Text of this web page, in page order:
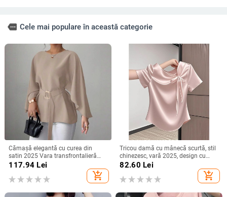
more Cele mai populare în această categorie
Cămașă elegantă cu curea din
satin 2025 Vara transfrontalieră
Îmbrăcăminte pentru femei
Aliexpress Amazon Casual Confort
Independent Station
117.94 Lei
add_shopping_cart
Tricou damă cu mânecă scurtă, stil
chinezesc, vară 2025, design cu
funda și bretele, croială Slim, top
82.60 Lei
add_shopping_cart